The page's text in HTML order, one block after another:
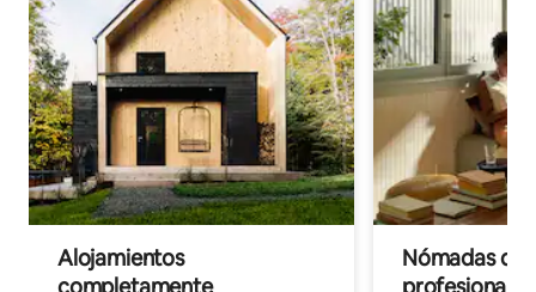
Alojamientos
completamente
Nómadas